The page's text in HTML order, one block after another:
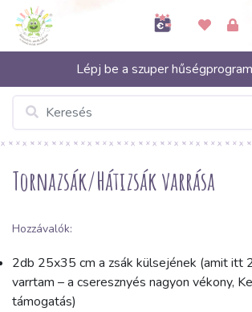
Lépj be a szuper
Tornazsák/Hátizsák varrása
Hozzávalók:
2db 25x35 cm a zsák külsejének (amit itt
varrtam – a cseresznyés nagyon vékony,
támogatás)